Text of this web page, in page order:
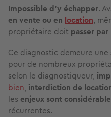
Impossible d’y échapper.
en vente ou en location,
propriétaire doit passer par
Ce diagnostic demeure une
pour de nombreux
selon le diagnostiqueur,
bien, interdiction de
les enjeux sont
récurrentes.